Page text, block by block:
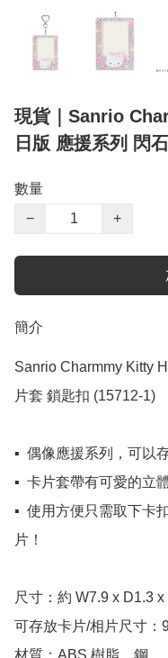
現貨｜Sanrio
日版 應援系列 閃
數量
−
+
簡介
Sanrio Charmmy Kitty
片套 鎖匙扣 (15712-1)
▪️  偶像應援系列，可以
▪️  卡片套帶有可愛的立
▪️  使用方便只需取下卡
片！
尺寸：約 W7.9 x D1.3 x
可存放卡片/相片尺寸：